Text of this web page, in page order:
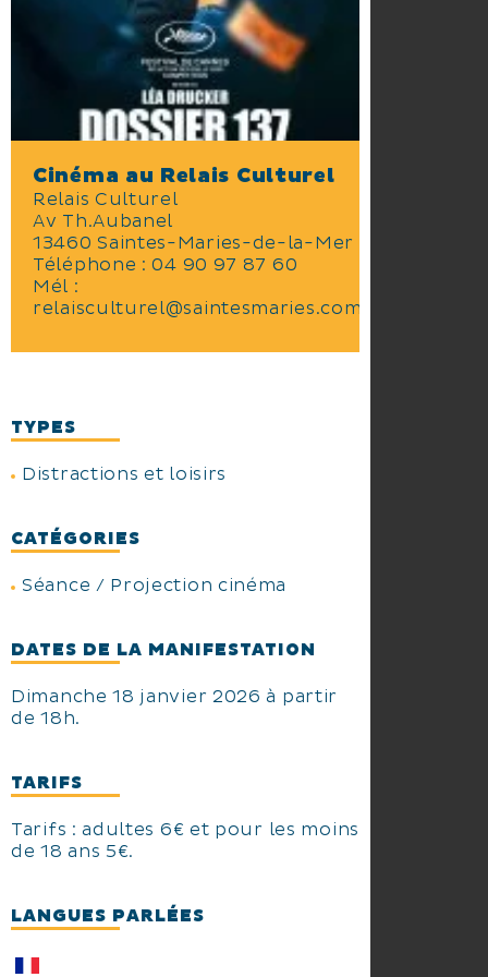
Cinéma au Relais Culturel
Relais Culturel
Av Th.Aubanel
13460 Saintes-Maries-de-la-Mer
Téléphone :04 90 97 87 60
Mél :
relaisculturel@saintesmaries.com
TYPES
Distractions et loisirs
CATÉGORIES
Séance / Projection cinéma
DATES DE LA MANIFESTATION
Dimanche 18 janvier 2026 à partir
de 18h.
TARIFS
Tarifs : adultes 6€ et pour les moins
de 18 ans 5€.
LANGUES PARLÉES